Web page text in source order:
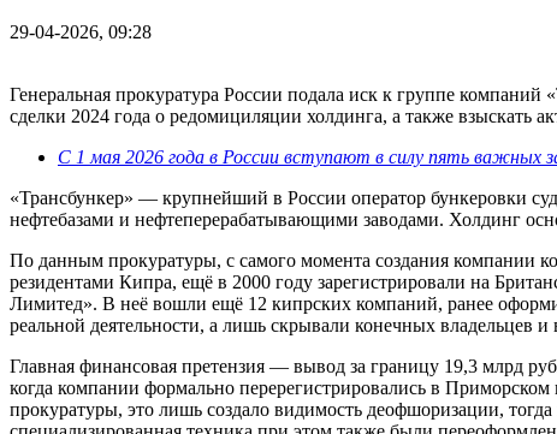
29-04-2026, 09:28
Генеральная прокуратура России подала иск к группе
сделки 2024 года о редомициляции холдинга, а также
С 1 мая 2026 года в России вступают в силу пять важных
«Трансбункер» — крупнейший в России оператор бункеровки
нефтебазами и нефтеперерабатывающими заводами. Холдинг
По данным прокуратуры, с самого момента создания компании
резидентами Кипра, ещё в 2000 году зарегистрировали на
Лимитед». В неё вошли ещё 12 кипрских компаний, ранее
реальной деятельности, а лишь скрывали конечных владельцев
Главная финансовая претензия — вывод за границу 19,3 млрд
когда компании формально перерегистрировались в
прокуратуры, это лишь создало видимость деофшоризации,